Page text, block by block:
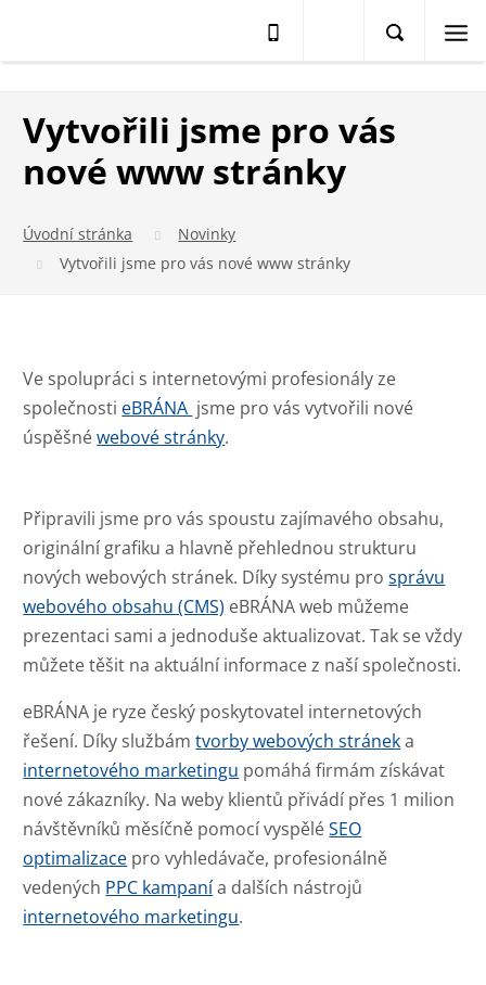
Vytvořili jsme pro vás
nové www stránky
Úvodní stránka
Novinky
Vytvořili jsme pro vás nové www stránky
Ve spolupráci s internetovými profesionály ze
společnosti eBRÁNA jsme pro vás vytvořili nové
úspěšnéwebové stránky.
Připravili jsme pro vás spoustu zajímavého obsahu,
originální grafiku a hlavně přehlednou strukturu
nových webových stránek. Díky systému prosprávu
webového obsahu (CMS) eBRÁNA web můžeme
prezentaci sami a jednoduše aktualizovat. Tak se vždy
můžete těšit na aktuální informace z naší společnosti.
eBRÁNA je ryze český poskytovatel internetových
řešení. Díky službámtvorby webových stráneka
internetového marketingu pomáhá firmám získávat
nové zákazníky. Na weby klientů přivádí přes 1 milion
návštěvníků měsíčně pomocí vyspěléSEO
optimalizace pro vyhledávače, profesionálně
vedených PPC kampanía dalších nástrojů
internetového marketingu.